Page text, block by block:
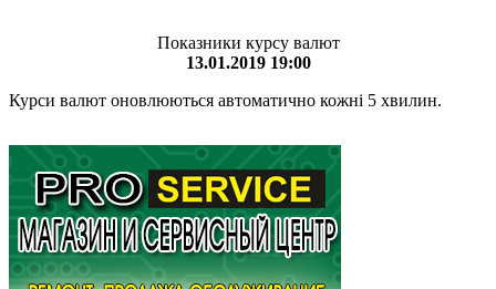
Показники курсу валют
13.01.2019 19:00
Курси валют оновлюються автоматично кожні 5 хвилин.